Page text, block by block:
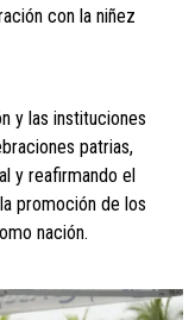
con la niñez
y las instituciones
patrias,
y reafirmando el
promoción de los
nación.